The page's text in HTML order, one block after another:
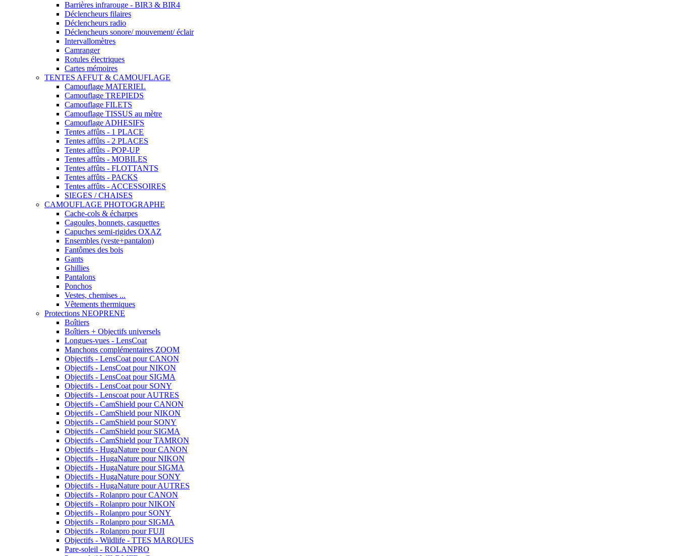
Barrières infrarouge - BIR3 & BIR4
Déclencheurs filaires
Déclencheurs radio
Déclencheurs sonore/ mouvement/ éclair
Intervallomètres
Camranger
Rotules électriques
Cartes mémoires
TENTES AFFUT & CAMOUFLAGE
Camouflage MATERIEL
Camouflage TREPIEDS
Camouflage FILETS
Camouflage TISSUS au mètre
Camouflage ADHESIFS
Tentes affûts - 1 PLACE
Tentes affûts - 2 PLACES
Tentes affûts - POP-UP
Tentes affûts - MOBILES
Tentes affûts - FLOTTANTS
Tentes affûts - PACKS
Tentes affûts - ACCESSOIRES
SIEGES / CHAISES
CAMOUFLAGE PHOTOGRAPHE
Cache-cols & écharpes
Cagoules, bonnets, casquettes
Capuches semi-rigides OXAZ
Ensembles (veste+pantalon)
Fantômes des bois
Gants
Ghillies
Pantalons
Ponchos
Vestes, chemises ...
Vêtements thermiques
Protections NEOPRENE
Boîtiers
Boîtiers + Objectifs universels
Longues-vues - LensCoat
Manchons complémentaires ZOOM
Objectifs - LensCoat pour CANON
Objectifs - LensCoat pour NIKON
Objectifs - LensCoat pour SIGMA
Objectifs - LensCoat pour SONY
Objectifs - Lenscoat pour AUTRES
Objectifs - CamShield pour CANON
Objectifs - CamShield pour NIKON
Objectifs - CamShield pour SONY
Objectifs - CamShield pour SIGMA
Objectifs - CamShield pour TAMRON
Objectifs - HugaNature pour CANON
Objectifs - HugaNature pour NIKON
Objectifs - HugaNature pour SIGMA
Objectifs - HugaNature pour SONY
Objectifs - HugaNature pour AUTRES
Objectifs - Rolanpro pour CANON
Objectifs - Rolanpro pour NIKON
Objectifs - Rolanpro pour SONY
Objectifs - Rolanpro pour SIGMA
Objectifs - Rolanpro pour FUJI
Objectifs - Wildlife - TTES MARQUES
Pare-soleil - ROLANPRO